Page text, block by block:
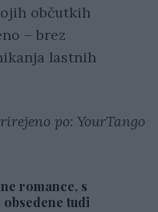
občutkih
– brez
lastnih
po: YourTango
romance, s
tudi